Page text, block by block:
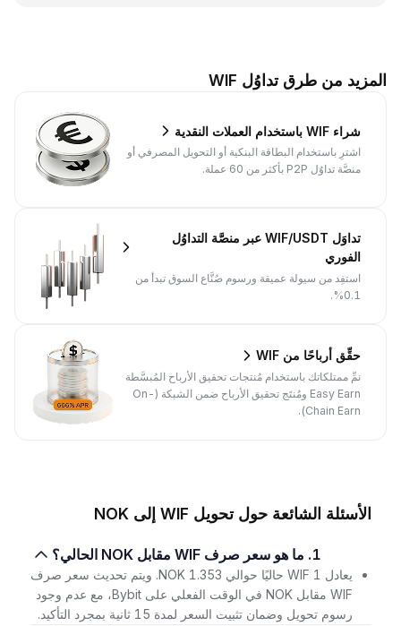
المزيد من طرق تداوُل WIF
شراء WIF باستخدام العملات النقدية
اشترِ باستخدام البطاقة البنكية أو التحويل المصرفي أو
منصَّة تداوُل P2P بأكثر من 60 عملة.
تداوَل WIF/USDT عبر منصَّة التداوُل
الفوري
استفِد من سيولة عميقة ورسوم صُنَّاع السوق تبدأ من
0.1%.
حقِّق أرباحًا من WIF
نمِّ ممتلكاتك باستخدام مُنتجات تحقيق الأرباح المُبسَّطة
Easy Earn ومُنتَج تحقيق الأرباح ضمن الشبكة (On-
Chain Earn).
الأسئلة الشائعة حول تحويل WIF إلى NOK
1. ما هو سعر صرف WIF مقابل NOK الحالي؟
يعادل 1 WIF حاليًا حوالي 1.353 NOK. ويتم تحديث سعر صرف
WIF مقابل NOK في الوقت الفعلي على Bybit، مع عدم وجود
رسوم تحويل وضمان تثبيت السعر لمدة 15 ثانية بمجرد التأكيد.